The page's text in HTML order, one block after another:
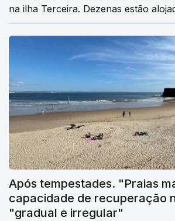
na ilha Terceira. Dezenas estão
Após tempestades. "Praias
capacidade de recuperação
"gradual e irregular"